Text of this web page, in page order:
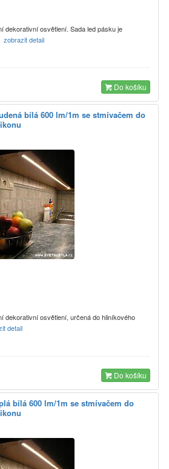
dekorativní osvětlení. Sada led pásku je
zobrazit detail
Do košíku
bílá 600 lm/1m se stmívačem do
dekorativní osvětlení, určená do hliníkového
detail
Do košíku
bílá 600 lm/1m se stmívačem do